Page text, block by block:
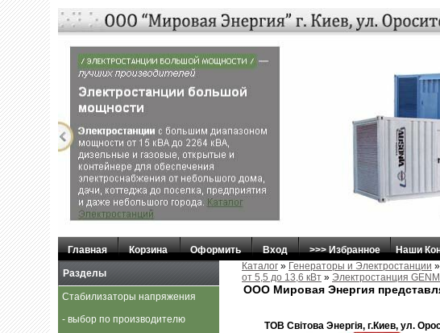
Главная Корзина Оформить Вход >>> Избранное
Наши
Каталог » Генераторы и Электростанции »
от 5,5 до 13,6 кВт » Электростанция
ООО Мировая Энергия
ТОВ Свiтова Энергiя, г.Киев, ул.
Разделы
Стабилизаторы напряжения
- выбор по производителю